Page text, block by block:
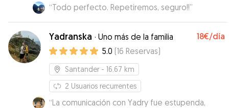
“Todo perfecto. Repetiremos, seguro!!”
Yadranska · Uno más de la familia 18€/día
5.0 (16 Reservas)
Santander - 16.67 km
2 Usuarios recurrentes
“La comunicación con Yadry fue estupenda,